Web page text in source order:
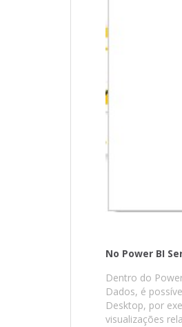
No Power BI
Dentro do
Dados, é
Desktop, por
visualizações